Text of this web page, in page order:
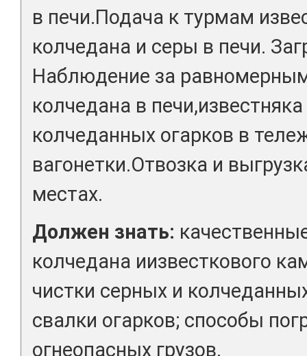
в печи.Подача к турмам
колчедана и серы в печи.
Наблюдение за
колчедана в
колчеданных огарков в
вагонетки.Отвозка и
местах.
Должен знать:
колчедана иизвесткового
чистки серных и
свалки огарков; способы
огнеопасных грузов.